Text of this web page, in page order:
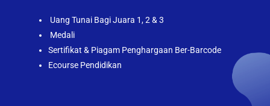
Uang Tunai Bagi Juara 1, 2 & 3
Medali
Sertifikat & Piagam Penghargaan Ber-Barcode
Ecourse Pendidikan